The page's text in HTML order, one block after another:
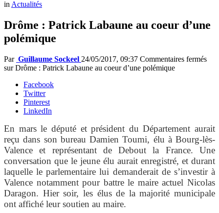
inActualités
Drôme : Patrick Labaune au coeur d’une
polémique
Par Guillaume Sockeel 24/05/2017, 09:37 Commentaires fermés
sur Drôme : Patrick Labaune au coeur d’une polémique
Facebook
Twitter
Pinterest
LinkedIn
En mars le député et président du Département aurait
reçu dans son bureau Damien Toumi, élu à Bourg-lès-
Valence et représentant de Debout la France. Une
conversation que le jeune élu aurait enregistré, et durant
laquelle le parlementaire lui demanderait de s’investir à
Valence notamment pour battre le maire actuel Nicolas
Daragon. Hier soir, les élus de la majorité municipale
ont affiché leur soutien au maire.